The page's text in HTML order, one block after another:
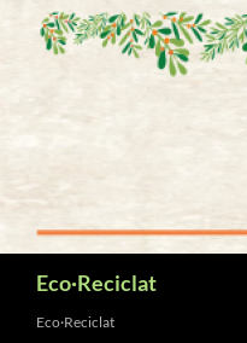
Saltar
Eco·Reciclat
Eco·Reciclat